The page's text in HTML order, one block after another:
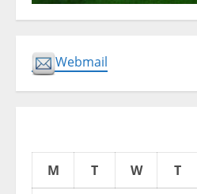
Webmail
M T W T